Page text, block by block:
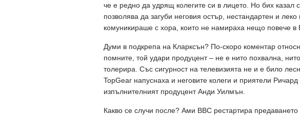
че е редно да удрящ колегите си в лицето. Но бих
позволява да загуби неговия остър, нестандартен и
комуникираше с хора, които не намираха нещо повече в
Думи в подкрепа на Кларксън? По-скоро коментар
помните, той удари продуцент – не е нито похвална,
толерира. Със сигурност на телевизията не и е било
TopGear напуснаха и неговите колеги и приятели
изпълнителният продуцент Анди Уилмън.
Какво се случи после? Ами BBC рестартира